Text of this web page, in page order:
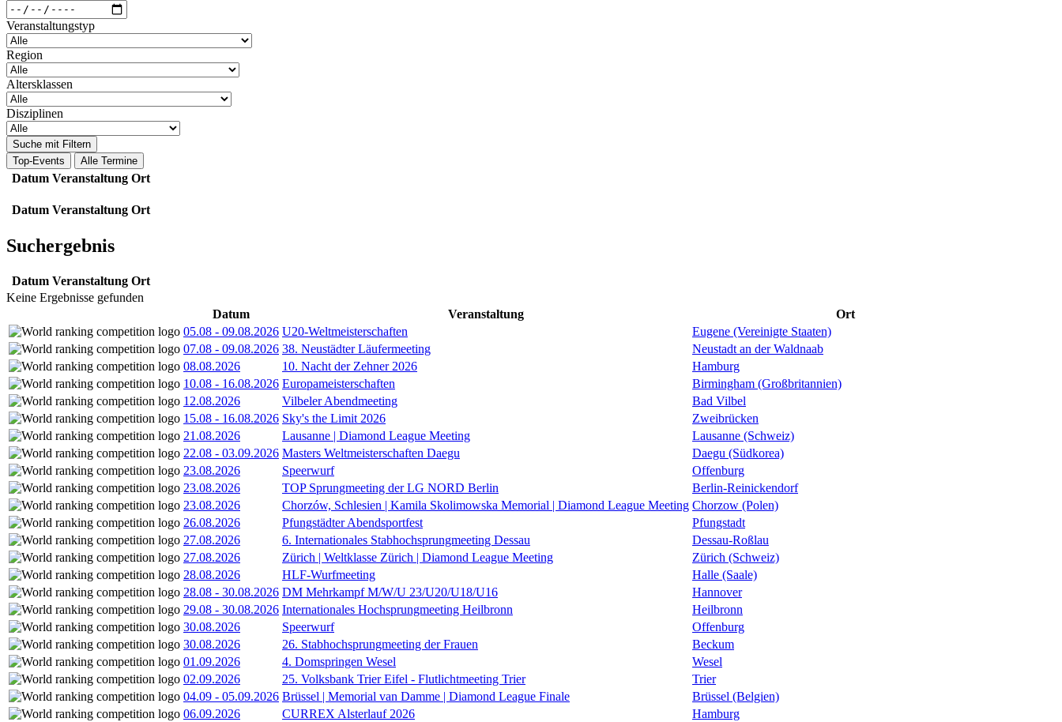
Veranstaltungstyp
Region
Altersklassen
Disziplinen
Suche mit Filtern
Top-Events
Alle Termine
Datum Veranstaltung Ort
Datum Veranstaltung Ort
Suchergebnis
Datum Veranstaltung Ort
Keine Ergebnisse gefunden
Datum
Veranstaltung
Ort
05.08 - 09.08.2026 U20-Weltmeisterschaften
Eugene (Vereinigte Staaten)
07.08 - 09.08.2026 38. Neustädter Läufermeeting
Neustadt an der Waldnaab
08.08.2026
10. Nacht der Zehner 2026
Hamburg
10.08 - 16.08.2026 Europameisterschaften
Birmingham (Großbritannien)
12.08.2026
Vilbeler Abendmeeting
Bad Vilbel
15.08 - 16.08.2026 Sky's the Limit 2026
Zweibrücken
21.08.2026
Lausanne | Diamond League Meeting
Lausanne (Schweiz)
22.08 - 03.09.2026 Masters Weltmeisterschaften Daegu
Daegu (Südkorea)
23.08.2026
Speerwurf
Offenburg
23.08.2026
TOP Sprungmeeting der LG NORD Berlin
Berlin-Reinickendorf
23.08.2026
Chorzów, Schlesien | Kamila Skolimowska Memorial | Diamond League Meeting Chorzow (Polen)
26.08.2026
Pfungstädter Abendsportfest
Pfungstadt
27.08.2026
6. Internationales Stabhochsprungmeeting Dessau
Dessau-Roßlau
27.08.2026
Zürich | Weltklasse Zürich | Diamond League Meeting
Zürich (Schweiz)
28.08.2026
HLF-Wurfmeeting
Halle (Saale)
28.08 - 30.08.2026 DM Mehrkampf M/W/U 23/U20/U18/U16
Hannover
29.08 - 30.08.2026 Internationales Hochsprungmeeting Heilbronn
Heilbronn
30.08.2026
Speerwurf
Offenburg
30.08.2026
26. Stabhochsprungmeeting der Frauen
Beckum
01.09.2026
4. Domspringen Wesel
Wesel
02.09.2026
25. Volksbank Trier Eifel - Flutlichtmeeting Trier
Trier
04.09 - 05.09.2026 Brüssel | Memorial van Damme | Diamond League Finale
Brüssel (Belgien)
06.09.2026
CURREX Alsterlauf 2026
Hamburg